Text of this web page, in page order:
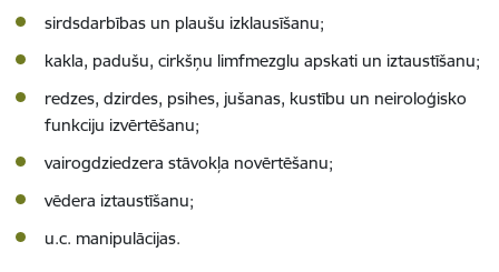
sirdsdarbības un plaušu izklausīšanu;
kakla, padušu, cirkšņu limfmezglu apskati un iztaustīšanu;
redzes, dzirdes, psihes, jušanas, kustību un neiroloģisko
funkciju izvērtēšanu;
vairogdziedzera stāvokļa novērtēšanu;
vēdera iztaustīšanu;
u.c. manipulācijas.